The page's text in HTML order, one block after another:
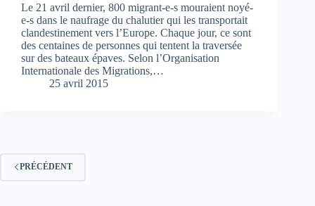
Le 21 avril dernier, 800 migrant-e-s mouraient noyé-
e-s dans le naufrage du chalutier qui les transportait
clandestinement vers l’Europe. Chaque jour, ce sont
des centaines de personnes qui tentent la traversée
sur des bateaux épaves. Selon l’Organisation
Internationale des Migrations,…
25 avril 2015
PRÉCÉDENT